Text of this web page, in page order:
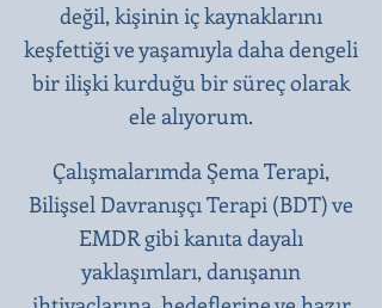
değil, kişinin iç kaynaklarını
keşfettiği ve yaşamıyla daha dengeli
bir ilişki kurduğu bir süreç olarak
ele alıyorum.
Çalışmalarımda Şema Terapi,
Bilişsel Davranışçı Terapi (BDT) ve
EMDR gibi kanıta dayalı
yaklaşımları, danışanın